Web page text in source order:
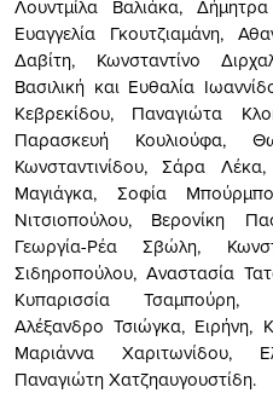
Λουντμίλα Βαλιάκα,
Ευαγγελία Γκουτζιαμάνη,
Δαβίτη, Κωνσταντίνο
Βασιλική και Ευθαλία
Κεβρεκίδου, Παναγιώτα
Παρασκευή Κουλιούφα,
Κωνσταντινίδου, Σάρα
Μαγιάγκα, Σοφία
Νιτσιοπούλου, Βερονίκη
Γεωργία-Ρέα Σβώλη,
Σιδηροπούλου, Αναστασία
Κυπαρισσία Τσαμπούρη,
Αλέξανδρο Τσιώγκα, Ειρήνη,
Μαριάννα Χαριτωνίδου,
Παναγιώτη Χατζηαυγουστίδη.